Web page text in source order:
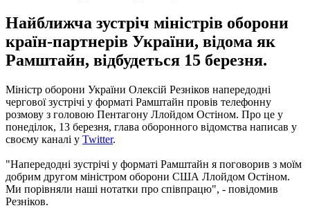
Найближча зустріч міністрів оборони
країн-партнерів України, відома як
Рамштайн, відбудеться 15 березня.
Міністр оборони України Олексій Резніков напередодні
чергової зустрічі у форматі Рамштайн провів телефонну
розмову з головою Пентагону Ллойдом Остіном. Про це у
понеділок, 13 березня, глава оборонного відомства написав у
своєму каналі у Twitter.
"Напередодні зустрічі у форматі Рамштайн я поговорив з моїм
добрим другом міністром оборони США Ллойдом Остіном.
Ми порівняли наші нотатки про співпрацю", - повідомив
Резніков.